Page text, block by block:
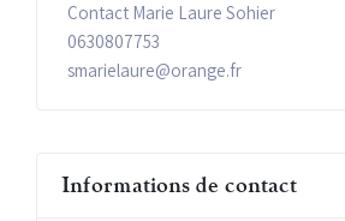
Contact Marie Laure Sohier
0630807753
smarielaure@orange.fr
Informations de contact